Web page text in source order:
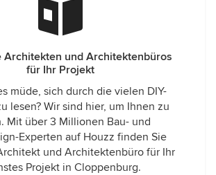
Architekten und Architektenbüros
für Ihr Projekt
müde, sich durch die vielen DIY-
lesen? Wir sind hier, um Ihnen zu
Mit über 3 Millionen Bau- und
Experten auf Houzz finden Sie
und Architektenbüro für Ihr
Projekt in Cloppenburg.